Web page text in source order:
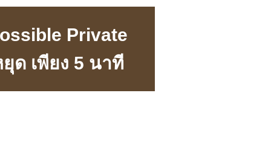
Private
ด เพียง 5 นาที